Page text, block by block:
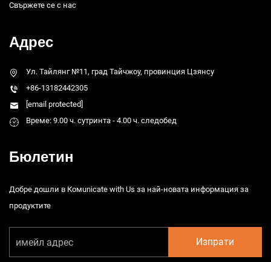
Свържете се с нас
Адрес
Ул. Тайлянг №11, град Тайчжоу, провинция Цзянсу
+86-13182442305
[email protected]
Време: 9.00 ч. сутринта - 4.00 ч. следобед
Бюлетин
Добре дошли в Комunicate with Us за най-новата информация за
продуктите
Изпрати